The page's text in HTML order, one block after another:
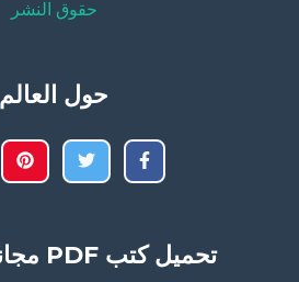
حقوق النشر
حول العالم
تحميل كتب PDF مجانا – كتب كو